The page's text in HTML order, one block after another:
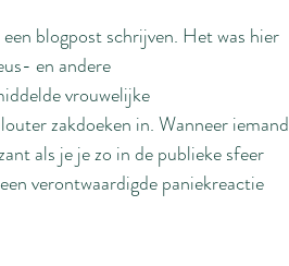
blogpost schrijven. Het was hier
en andere
vrouwelijke
zakdoeken in. Wanneer iemand
als je je zo in de publieke sfeer
verontwaardigde paniekreactie